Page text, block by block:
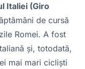
Italiei (Giro
de cursă
Romei. A fost
și, totodată,
mai mari cicliști